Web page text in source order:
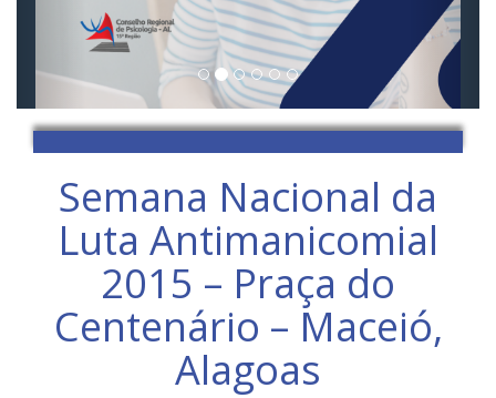
Semana Nacional da
Luta Antimanicomial
2015 – Praça do
Centenário – Maceió,
Alagoas